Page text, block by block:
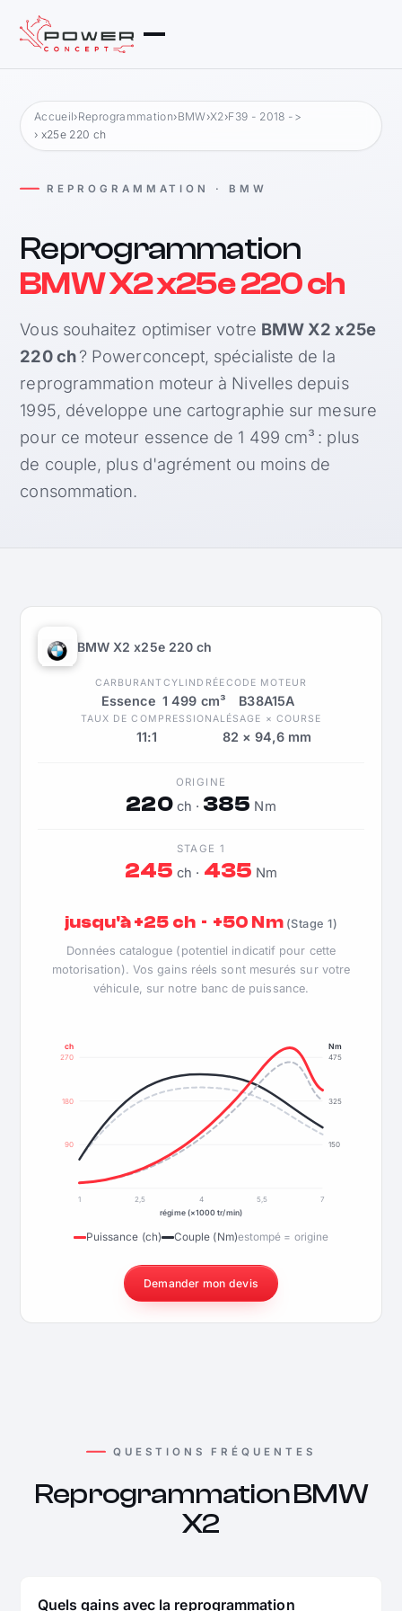
Accueil›Reprogrammation›BMW›X2›F39 - 2018 ->
› x25e 220 ch
REPROGRAMMATION · BMW
Reprogrammation
BMW X2 x25e 220 ch
Vous souhaitez optimiser votre BMW X2 x25e
220 ch? Powerconcept, spécialiste de la
reprogrammation moteur à Nivelles depuis
1995, développe une cartographie sur mesure
pour ce moteur essence de 1 499 cm³ : plus
de couple, plus d'agrément ou moins de
consommation.
BMW X2 x25e 220 ch
CARBURANT
Essence
CYLINDRÉE
1 499 cm³
CODE MOTEUR
B38A15A
TAUX DE COMPRESSION
11:1
ALÉSAGE × COURSE
82 × 94,6 mm
ORIGINE
220ch · 385 Nm
STAGE 1
245 ch · 435 Nm
jusqu'à +25 ch · +50 Nm (Stage 1)
Données catalogue (potentiel indicatif pour cette
motorisation). Vos gains réels sont mesurés sur votre
véhicule, sur notre banc de puissance.
90
180
270
150
325
475
ch Nm
1 2,5 4 5,5
7
régime (×1000 tr/min)
Puissance (ch) Couple (Nm)estompé = origine
Demander mon devis
QUESTIONS FRÉQUENTES
Reprogrammation BMW
X2
Quels gains avec la reprogrammation